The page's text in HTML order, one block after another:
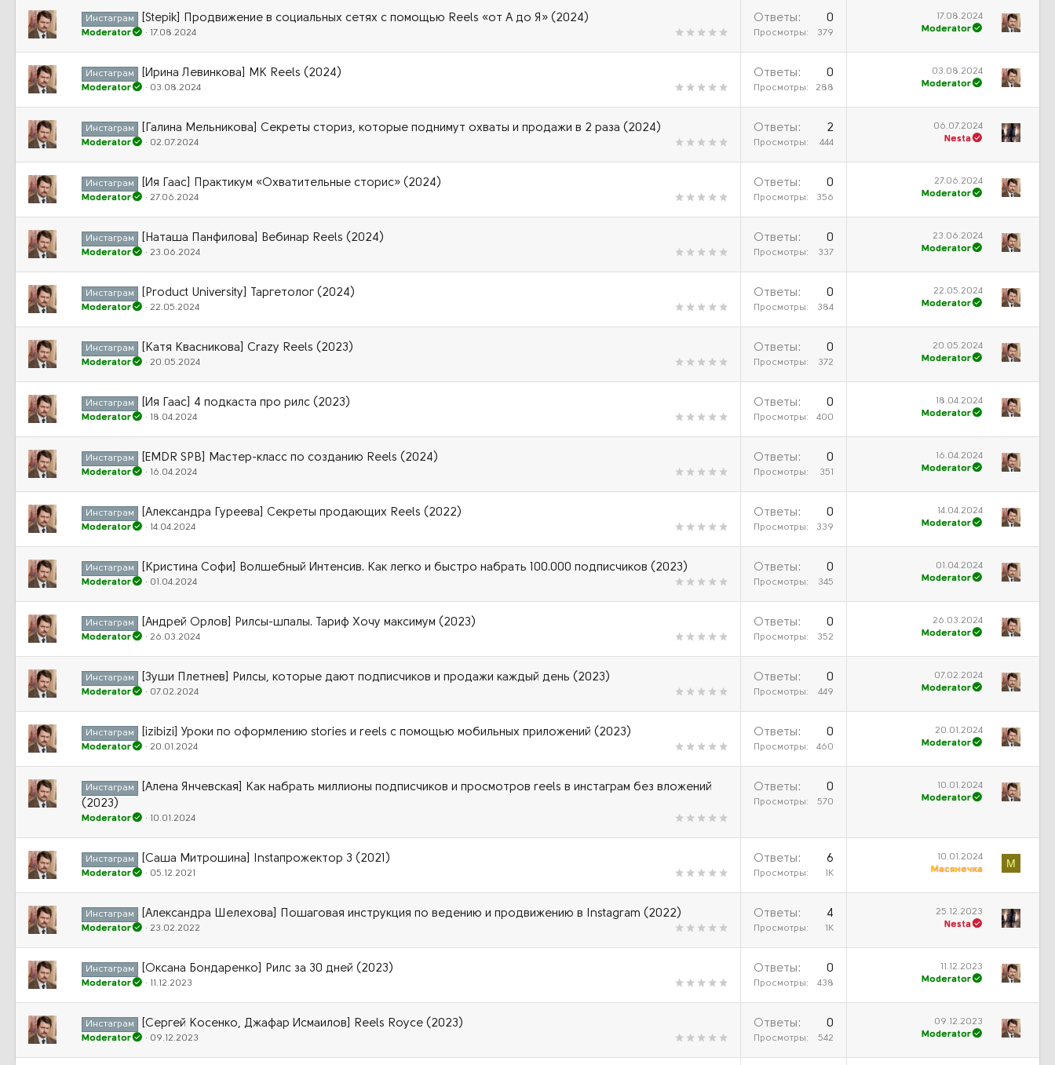
Инстаграм [Stepik] Продвижение в социальных сетях с помощью Reels «от А до Я» (2024)
Moderator 17.08.2024
Ответы 0
Просмотры 379
17.08.2024
Moderator
Инстаграм [Ирина Левинкова] МК Reels (2024)
Moderator 03.08.2024
Ответы 0
Просмотры 288
03.08.2024
Moderator
Инстаграм [Галина Мельникова] Секреты сториз, которые поднимут охваты и продажи в 2 раза (2024)
Moderator 02.07.2024
Ответы 2
Просмотры 444
06.07.2024
Nesta
Инстаграм [Ия Гаас] Практикум «Охватительные сторис» (2024)
Moderator 27.06.2024
Ответы 0
Просмотры 356
27.06.2024
Moderator
Инстаграм [Наташа Панфилова] Вебинар Reels (2024)
Moderator 23.06.2024
Ответы 0
Просмотры 337
23.06.2024
Moderator
Инстаграм [Product University] Таргетолог (2024)
Moderator 22.05.2024
Ответы 0
Просмотры 384
22.05.2024
Moderator
Инстаграм [Катя Квасникова] Crazy Reels (2023)
Moderator 20.05.2024
Ответы 0
Просмотры 372
20.05.2024
Moderator
Инстаграм [Ия Гаас] 4 подкаста про рилс (2023)
Moderator 18.04.2024
Ответы 0
Просмотры 400
18.04.2024
Moderator
Инстаграм [EMDR SPB] Мастер-класс по созданию Reels (2024)
Moderator 16.04.2024
Ответы 0
Просмотры 351
16.04.2024
Moderator
Инстаграм [Александра Гуреева] Секреты продающих Reels (2022)
Moderator 14.04.2024
Ответы 0
Просмотры 339
14.04.2024
Moderator
Инстаграм [Кристина Софи] Волшебный Интенсив. Как легко и быстро набрать 100.000 подписчиков (2023)
Moderator 01.04.2024
Ответы 0
Просмотры 345
01.04.2024
Moderator
Инстаграм [Андрей Орлов] Рилсы-шпалы. Тариф Хочу максимум (2023)
Moderator 26.03.2024
Ответы 0
Просмотры 352
26.03.2024
Moderator
Инстаграм [Зуши Плетнев] Рилсы, которые дают подписчиков и продажи каждый день (2023)
Moderator 07.02.2024
Ответы 0
Просмотры 449
07.02.2024
Moderator
Инстаграм [izibizi] Уроки по оформлению stories и reels с помощью мобильных приложений (2023)
Moderator 20.01.2024
Ответы 0
Просмотры 460
20.01.2024
Moderator
Инстаграм
[Алена Янчевская] Как набрать миллионы подписчиков и просмотров reels в инстаграм без вложений
(2023)
Moderator 10.01.2024
Ответы 0
Просмотры 570
10.01.2024
Moderator
Инстаграм [Саша Митрошина] Instaпрожектор 3 (2021)
Moderator 05.12.2021
Ответы 6
Просмотры 1К
10.01.2024
Масянечка
М
Инстаграм [Александра Шелехова] Пошаговая инструкция по ведению и продвижению в Instagram (2022)
Moderator 23.02.2022
Ответы 4
Просмотры 1К
25.12.2023
Nesta
Инстаграм [Оксана Бондаренко] Рилс за 30 дней (2023)
Moderator 11.12.2023
Ответы 0
Просмотры 438
11.12.2023
Moderator
Инстаграм [Сергей Косенко, Джафар Исмаилов] Reels Royce (2023)
Moderator 09.12.2023
Ответы 0
Просмотры 542
09.12.2023
Moderator